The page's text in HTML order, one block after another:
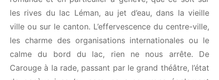
soit sur les rives du lac Léman, au jet d’eau, dans la
vieille ville ou sur le canton. L’effervescence du
centre-ville, les charme des organisations
internationales ou le calme du bord du lac, rien ne
nous arrête. De Carouge à la rade, passant par le
grand théâtre, l’état de genève jusqu’au cern, nous